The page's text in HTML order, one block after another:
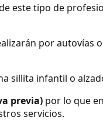
este tipo de
por autovías
sillita infantil o
previa) por lo que
servicios.